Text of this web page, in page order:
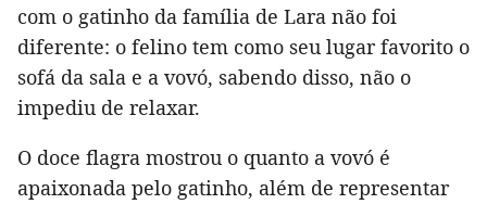
com o gatinho da família de Lara não foi
diferente: o felino tem como seu lugar favorito o
sofá da sala e a vovó, sabendo disso, não o
impediu de relaxar.
O doce flagra mostrou o quanto a vovó é
apaixonada pelo gatinho, além de representar